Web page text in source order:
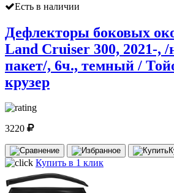
Есть в наличии
Дефлекторы боковых
Land Cruiser 300, 2021-, /
пакет/, 6ч., темный /
крузер
3220
Купить в 1 клик